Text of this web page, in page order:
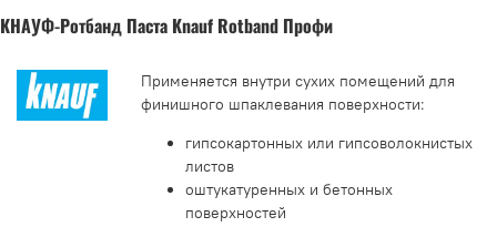
КНАУФ-Ротбанд Паста Knauf Rotband Профи
Применяется внутри сухих помещений для
финишного шпаклевания поверхности:
гипсокартонных или гипсоволокнистых
листов
оштукатуренных и бетонных
поверхностей